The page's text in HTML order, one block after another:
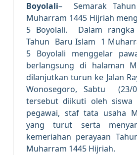
Boyolali– Semarak
Muharram 1445 Hijriah
5 Boyolali. Dalam rangka
Tahun Baru Islam 1
5 Boyolali menggelar
berlangsung di halaman
dilanjutkan turun ke Jalan
Wonosegoro, Sabtu (23/
tersebut diikuti oleh siswa
pegawai, staf tata usaha
yang turut serta
kemeriahan perayaan
Muharram 1445 Hijriah.